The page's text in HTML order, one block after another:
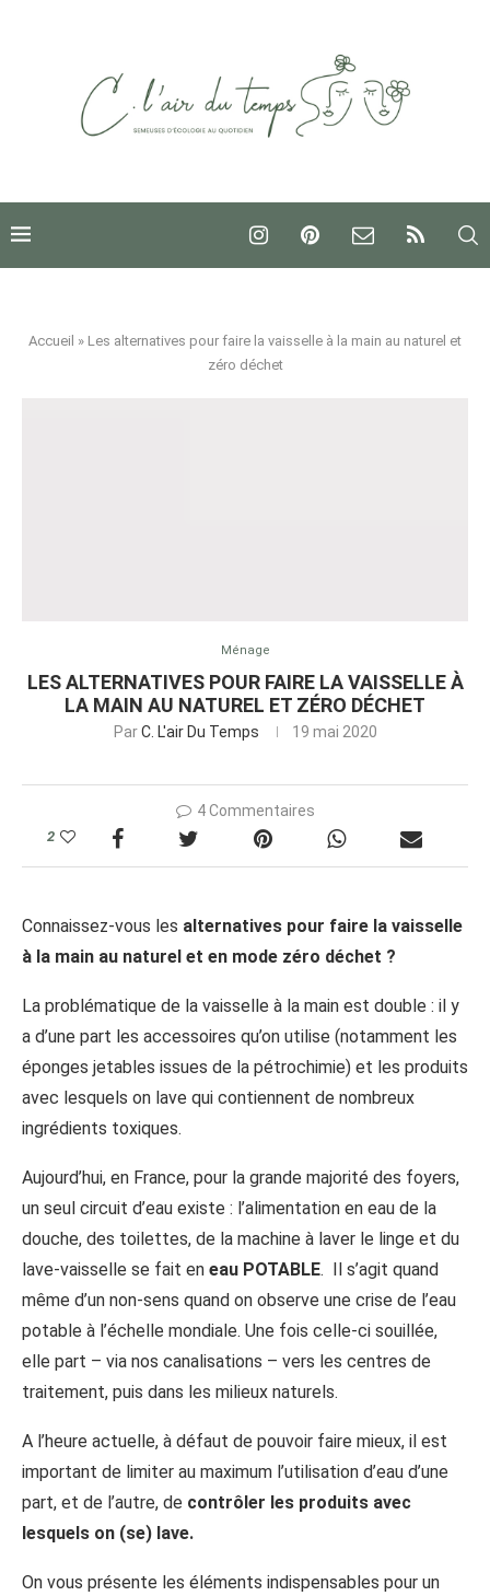
Accueil » Les alternatives pour faire la vaisselle à la main au naturel et
zéro déchet
Ménage
LES ALTERNATIVES POUR FAIRE LA VAISSELLE À
LA MAIN AU NATUREL ET ZÉRO DÉCHET
ParC. L'air Du Temps 19 mai 2020
4 Commentaires
2
Connaissez-vous les alternatives pour faire la vaisselle
à la main au naturel et en mode zéro déchet ?
La problématique de la vaisselle à la main est double : il y
a d’une part les accessoires qu’on utilise (notamment les
éponges jetables issues de la pétrochimie) et les produits
avec lesquels on lave qui contiennent de nombreux
ingrédients toxiques.
Aujourd’hui, en France, pour la grande majorité des foyers,
un seul circuit d’eau existe : l’alimentation en eau de la
douche, des toilettes, de la machine à laver le linge et du
lave-vaisselle se fait en eau POTABLE. Il s’agit quand
même d’un non-sens quand on observe une crise de l’eau
potable à l’échelle mondiale. Une fois celle-ci souillée,
elle part – via nos canalisations – vers les centres de
traitement, puis dans les milieux naturels.
A l’heure actuelle, à défaut de pouvoir faire mieux, il est
important de limiter au maximum l’utilisation d’eau d’une
part, et de l’autre, de contrôler les produits avec
lesquels on (se) lave.
On vous présente les éléments indispensables pour un